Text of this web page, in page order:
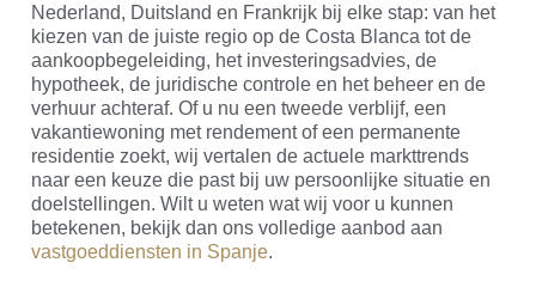
Nederland, Duitsland en Frankrijk bij elke stap: van het
kiezen van de juiste regio op de Costa Blanca tot de
aankoopbegeleiding, het investeringsadvies, de
hypotheek, de juridische controle en het beheer en de
verhuur achteraf. Of u nu een tweede verblijf, een
vakantiewoning met rendement of een permanente
residentie zoekt, wij vertalen de actuele markttrends
naar een keuze die past bij uw persoonlijke situatie en
doelstellingen. Wilt u weten wat wij voor u kunnen
betekenen, bekijk dan ons volledige aanbod aan
vastgoeddiensten in Spanje.